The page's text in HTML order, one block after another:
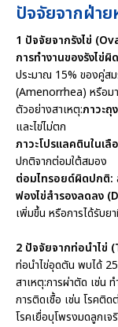
ปัจจัยจากฝ่า
1 ปัจจัยจากรังไข่
การทำงานของรังไ
ประมาณ 15% ของคู่สม
(Amenorrhea) หรือ
ตัวอย่างสาเหตุ:ภาวะถุ
และไข่ไม่ตก
ภาวะโปรแลคตินใน
ปกติจากต่อมใต้สมอง
ต่อมไทรอยด์ผิดปกติ:
ฟองไข่สำรองลดลง
เพิ่มขึ้น หรือการได้รับ
2 ปัจจัยจากท่อนำไข่
ท่อนำไข่อุดตัน พบได้
สาเหตุ:การผ่าตัด เช่น
การติดเชื้อ เช่น โรคติ
โรคเยื่อบุโพรงมดลูก